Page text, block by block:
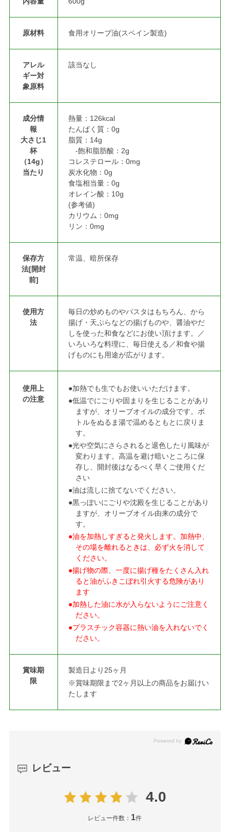
原材料 食用オリーブ油(スペイン製造)
アレル
ギー対
象原料
該当なし
成分情
報
大さじ1
杯
（14g）
当たり
熱量：126kcal
たんぱく質：0g
脂質：14g
-飽和脂肪酸：2g
コレステロール：0mg
炭水化物：0g
食塩相当量：0g
オレイン酸：10g
(参考値)
カリウム：0mg
リン：0mg
保存方
法[開封
前]
常温、暗所保存
使用方
法
毎日の炒めものやパスタはもちろん、から
揚げ・天ぷらなどの揚げものや、醤油やだ
しを使った和食などにお使い頂けます。／
いろいろな料理に、毎日使える／和食や揚
げものにも用途が広がります。
使用上
の注意
●加熱でも生でもお使いいただけます。
●低温でにごりや固まりを生じることがあり
ますが、オリーブオイルの成分です。ボ
トルをぬるま湯で温めるともとに戻りま
す。
●光や空気にさらされると退色したり風味が
変わります。高温を避け暗いところに保
存し、開封後はなるべく早くご使用くだ
さい
●油は流しに捨てないでください。
●黒っぽいにごりや沈殿を生じることがあり
ますが、オリーブオイル由来の成分で
す。
●油を加熱しすぎると発火します。加熱中、
その場を離れるときは、必ず火を消して
ください。
●揚げ物の際、一度に揚げ種をたくさん入れ
ると油がふきこぼれ引火する危険があり
ます
●加熱した油に水が入らないようにご注意く
ださい。
●プラスチック容器に熱い油を入れないでく
ださい。
賞味期
限
製造日より25ヶ月
※賞味期限まで2ヶ月以上の商品をお届けい
たします
レビュー
4.0
レビュー件数： 1件